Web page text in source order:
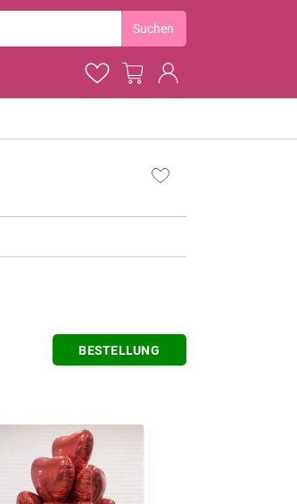
Suchen
BESTELLUNG